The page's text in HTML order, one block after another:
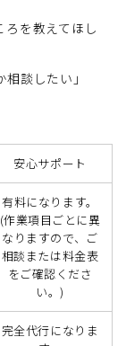
ろを教えてほし
談したい」
安心サポート
有料になります。
(作業項目ごとに異
なりますので、ご
相談または料金表
をご確認くださ
い。)
完全代行になりま